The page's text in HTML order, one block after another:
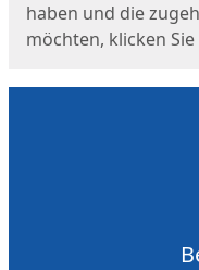
haben und die
möchten, klicken